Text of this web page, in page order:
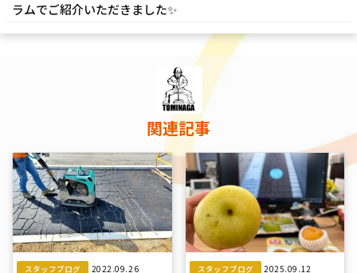
ラムでご紹介いただきました✨
関連記事
スタッフブログ 2022.09.26 スタッフブログ 2025.09.12